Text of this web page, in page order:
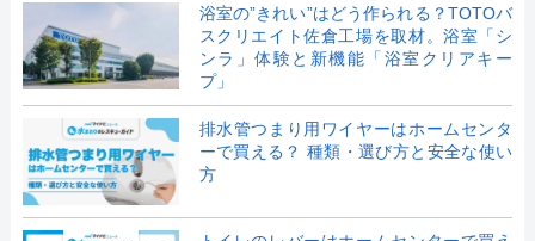
浴室の”きれい”はどう作られる？TOTOバ
スクリエイト佐倉工場を取材。浴室「シ
ンラ」体験と新機能「浴室クリアキー
プ」
排水管つまり用ワイヤーはホームセンタ
ーで買える？ 種類・選び方と安全な使い
方